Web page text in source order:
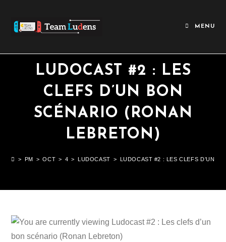
MENU
LUDOCAST #2 : LES
CLEFS D’UN BON
SCÉNARIO (RONAN
LEBRETON)
> PM > OCT > 4 > LUDOCAST > LUDOCAST #2 : LES CLEFS D’UN